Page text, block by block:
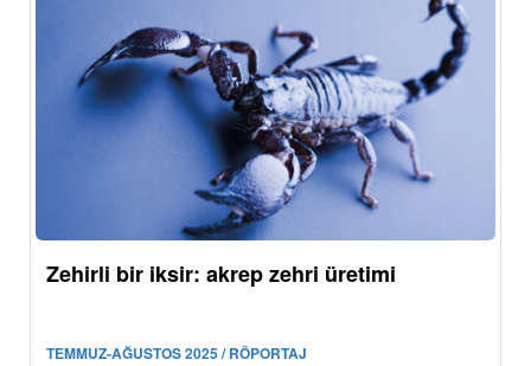
Zehirli bir iksir: akrep zehri üretimi
TEMMUZ-AĞUSTOS 2025 / RÖPORTAJ